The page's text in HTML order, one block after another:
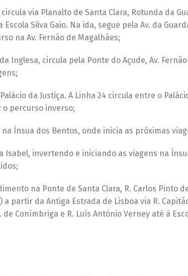
via Planalto de Santa Clara, Rotunda da
Silva Gaio. Na ida, segue pela Av. da
na Av. Fernão de Magalhães;
Inglesa, circula pela Ponte do Açude, Av.
da Justiça. A Linha 24 circula entre o
o percurso inverso;
Ínsua dos Bentos, onde inicia as próximas
Isabel, invertendo e iniciando as viagens na
na Ponte de Santa Clara, R. Carlos Pinto
partir da Antiga Estrada de Lisboa via R.
de Conímbriga e R. Luís António Verney até à